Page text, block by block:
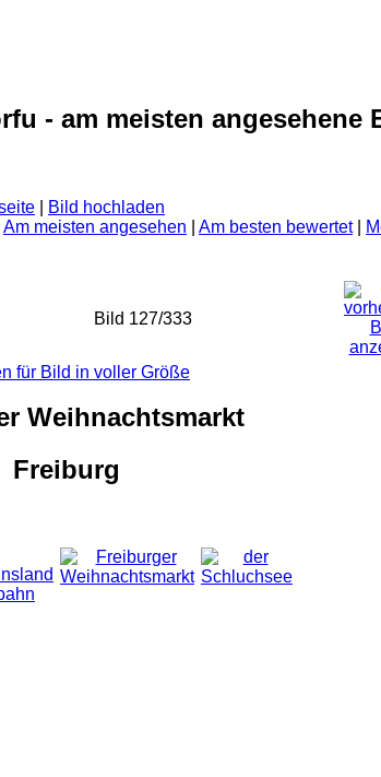
- am meisten angesehene
Bild hochladen
Am meisten angesehen Am besten bewertet|
Bild 127/333
Weihnachtsmarkt
Freiburg